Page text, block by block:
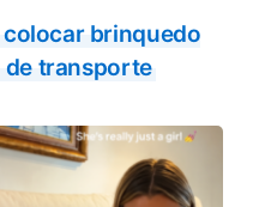
brinquedo
de transporte